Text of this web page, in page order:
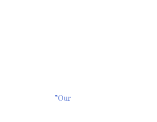
”Our